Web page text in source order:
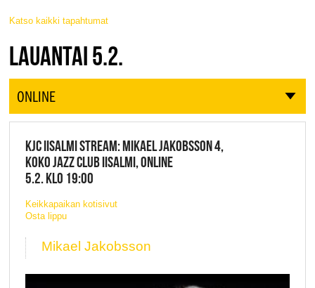
Katso kaikki tapahtumat
JAZZ FINLAND LIVE
LAUANTAI 5.2.
ONLINE
KJC IISALMI STREAM: MIKAEL JAKOBSSON 4,
KOKO JAZZ CLUB IISALMI, ONLINE
5.2. KLO 19:00
Keikkapaikan kotisivut
Osta lippu
Mikael Jakobsson